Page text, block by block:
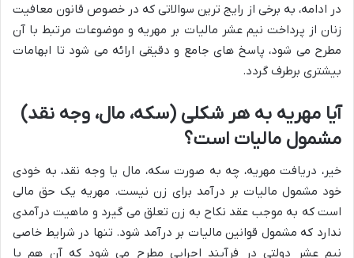
در ادامه، به برخی از رایج ترین سوالاتی که در خصوص قانون معافیت
زنان از پرداخت نیم عشر مالیات بر مهریه و موضوعات مرتبط با آن
مطرح می شود، پاسخ های جامع و دقیقی ارائه می شود تا ابهامات
بیشتری برطرف گردد.
آیا مهریه به هر شکلی (سکه، مال، وجه نقد)
مشمول مالیات است؟
خیر، دریافت مهریه، چه به صورت سکه، مال یا وجه نقد، به خودی
خود مشمول مالیات بر درآمد برای زن نیست. مهریه یک حق مالی
است که به موجب عقد نکاح به زن تعلق می گیرد و ماهیت درآمدی
ندارد که مشمول قوانین مالیات بر درآمد شود. تنها در شرایط خاصی
نیم عشر دولتی در فرآیند اجرایی مطرح می شود که آن هم با